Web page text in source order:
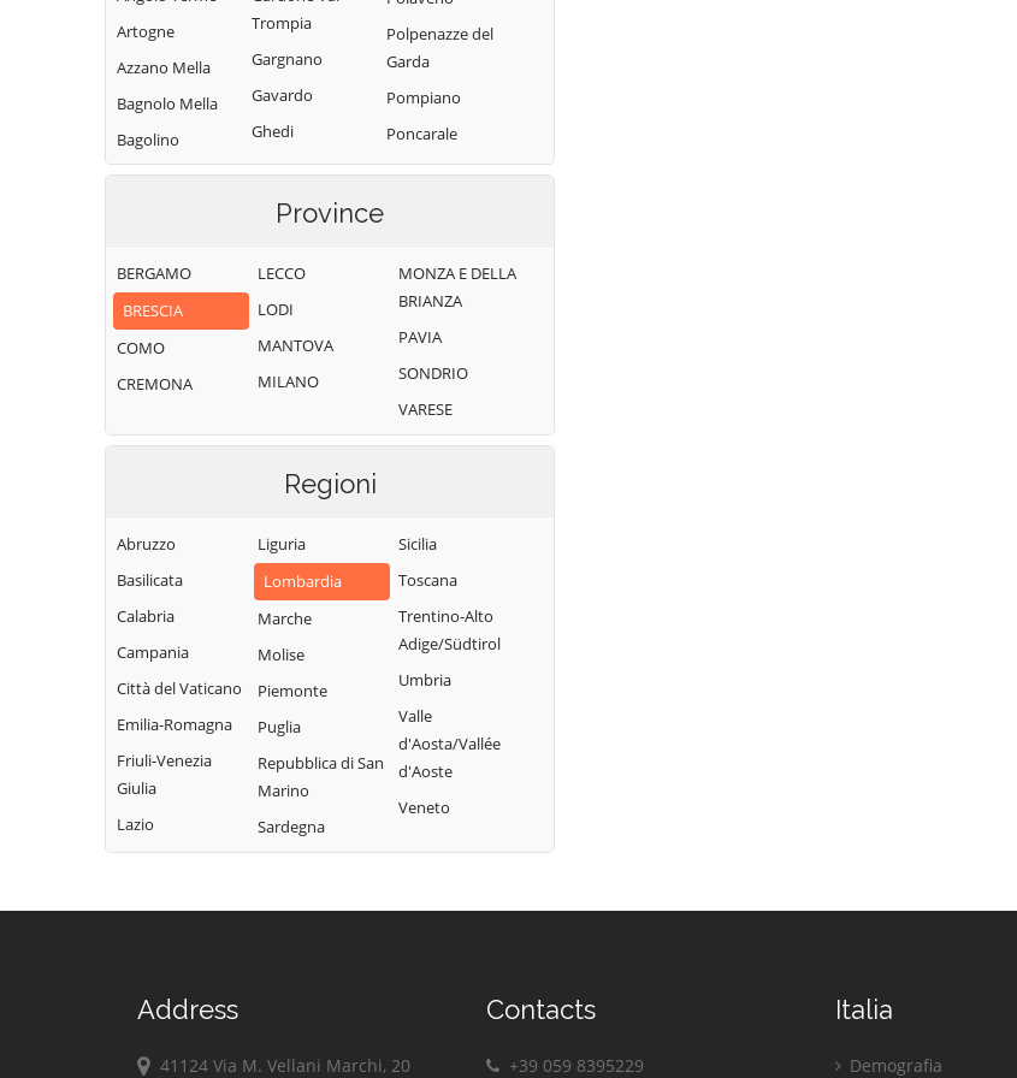
Artogne
Azzano Mella
Bagnolo Mella
Bagolino
Barbariga
Bresciano
Bedizzole
Berlingo
Berzo Demo
Giacomo
Borgosatollo
Borno
Botticino
Bovegno
Bovezzo
Brandico
Brione
Calvagese della
Riviera
Trompia
Gargnano
Gavardo
Ghedi
Gianico
Gottolengo
Idro
Incudine
Irma
Iseo
Leno
Lodrino
Lograto
Lumezzane
Maclodio
Magasa
Manerbio
Polpenazze del
Garda
Pompiano
Poncarale
Ponte di Legno
Pozzolengo
Pralboino
Preseglie
Prevalle
Provaglio d'Iseo
Garda
Quinzano d'Oglio
Remedello
Rezzato
Roè Volciano
Roncadelle
Sabbio Chiese
Province
BERGAMO
BRESCIA
COMO
CREMONA
LECCO
LODI
MANTOVA
MILANO
MONZA E DELLA
BRIANZA
PAVIA
SONDRIO
VARESE
Regioni
Abruzzo
Basilicata
Calabria
Campania
Città del Vaticano
Emilia-Romagna
Friuli-Venezia
Giulia
Lazio
Liguria
Lombardia
Marche
Molise
Piemonte
Puglia
Repubblica di San
Marino
Sardegna
Sicilia
Toscana
Trentino-Alto
Adige/Südtirol
Umbria
Valle
d'Aosta/Vallée
d'Aoste
Veneto
Address
41124 Via M. Vellani Marchi, 20
Contacts
+39 059 8395229
Italia
Demografia